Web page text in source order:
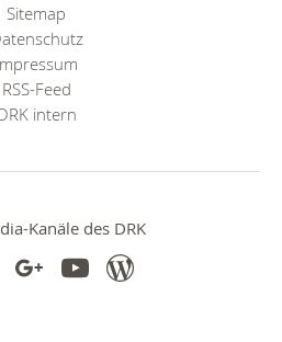
Sitemap
RSS-Feed
intern
Kanäle des DRK